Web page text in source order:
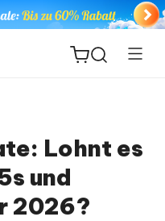
Lohnt es
und
2026?